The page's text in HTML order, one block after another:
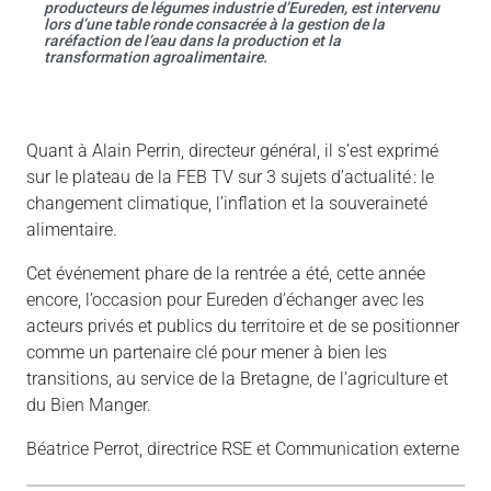
producteurs de légumes industrie d’Eureden, est intervenu
lors d’une table ronde consacrée à la gestion de la
raréfaction de l’eau dans la production et la
transformation agroalimentaire.
Quant à Alain Perrin, directeur général, il s’est exprimé
sur le plateau de la FEB TV sur 3 sujets d’actualité : le
changement climatique, l’inflation et la souveraineté
alimentaire.
Cet événement phare de la rentrée a été, cette année
encore, l’occasion pour Eureden d’échanger avec les
acteurs privés et publics du territoire et de se positionner
comme un partenaire clé pour mener à bien les
transitions, au service de la Bretagne, de l’agriculture et
du Bien Manger.
Béatrice Perrot, directrice RSE et Communication externe